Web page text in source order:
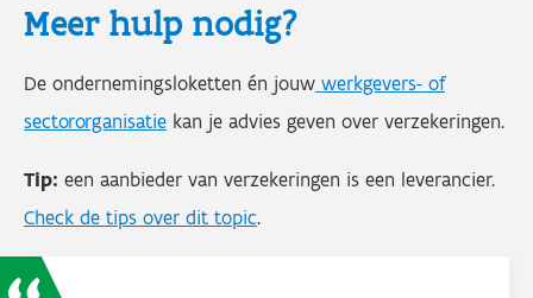
Meer hulp nodig?
De ondernemingsloketten én jouw werkgevers- of
sectororganisatie kan je advies geven over verzekeringen.
Tip: een aanbieder van verzekeringen is een leverancier.
Check de tips over dit topic.